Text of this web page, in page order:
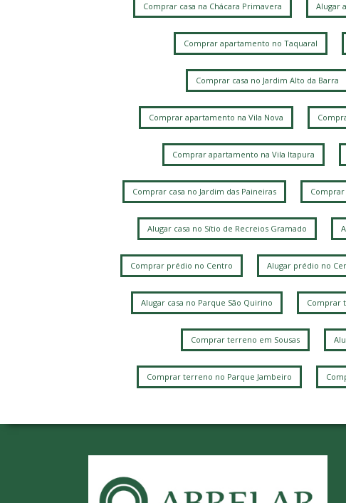
Comprar casa na Chácara Primavera Alugar
Comprar apartamento no Taquaral
Comprar casa no Jardim Alto da Barra
Comprar apartamento na Vila Nova
Comprar apartamento na Vila Itapura
Comprar casa no Jardim das Paineiras
Alugar casa no Sítio de Recreios Gramado
Comprar prédio no Centro Alugar prédio no
Alugar casa no Parque São Quirino Comprar
Comprar terreno em Sousas
Comprar terreno no Parque Jambeiro